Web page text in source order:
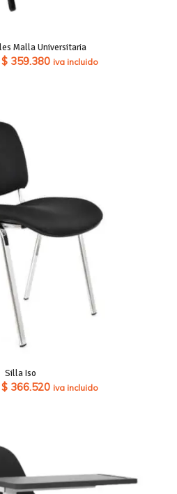
Malla Universitaria
$ 359.380Rango
iva incluido
Silla Iso
$ 366.520Rango
$ 366.520
iva incluido